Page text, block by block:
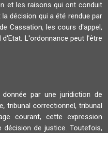
et les raisons qui ont conduit
décision qui a été rendue par
Cassation, les cours d'appel,
L'ordonnance peut l'être
par une juridiction de
tribunal correctionnel, tribunal
courant, cette expression
décision de justice. Toutefois,